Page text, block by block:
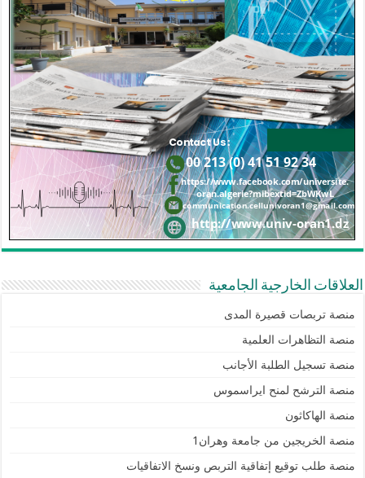
العلاقات الخارجية الجامعية
منصة تربصات قصيرة المدى
منصة التظاهرات العلمية
منصة تسجيل الطلبة الأجانب
منصة الترشح لمنح ايراسموس
منصة الهاكاثون
منصة الخريجين من جامعة وهران1
منصة طلب توقيع إتفاقية التربص ونسخ الاتفاقيات